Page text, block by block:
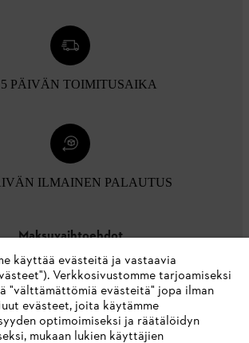
5 PÄIVÄN TOIMITUSAIKA
ILMAINEN PALAUTUS
Maksuvaihtoehdot
käyttää evästeitä ja vastaavia
Verkkosivustomme tarjoamiseksi
"välttämättömiä evästeitä" jopa ilman
evästeet, joita käytämme
optimoimiseksi ja räätälöidyn
mukaan lukien käyttäjien